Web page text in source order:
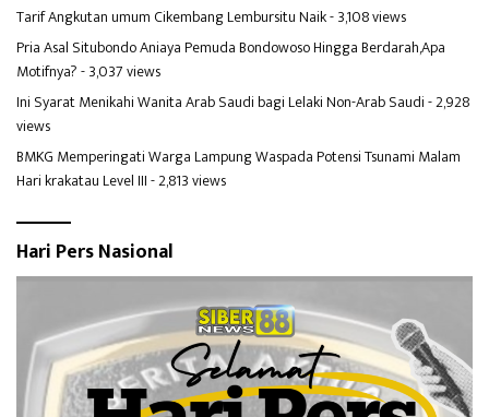
Tarif Angkutan umum Cikembang Lembursitu Naik- 3,108 views
Pria Asal Situbondo Aniaya Pemuda Bondowoso Hingga Berdarah,Apa
Motifnya?- 3,037 views
Ini Syarat Menikahi Wanita Arab Saudi bagi Lelaki Non-Arab Saudi- 2,928
views
BMKG Memperingati Warga Lampung Waspada Potensi Tsunami Malam
Hari krakatau Level III- 2,813 views
Hari Pers Nasional